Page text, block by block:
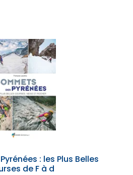
: les Plus Belles
de F à d